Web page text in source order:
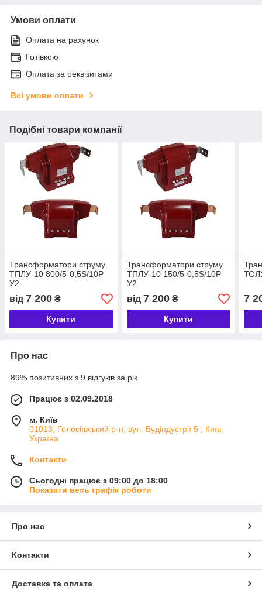
Умови оплати
Оплата на рахунок
Готівкою
Оплата за реквізитами
Всі умови оплати
Подібні товари компанії
Трансформатори струму
ТПЛУ-10 800/5-0,5S/10P
У2
від 7 200 ₴
Купити
Трансформатори струму
ТПЛУ-10 150/5-0,5S/10P
У2
від 7 200₴
Купити
7
Про нас
89% позитивних з 9 відгуків за рік
Працює з 02.09.2018
м. Київ
01013, Голосіївський р-н, вул. Будіндустрії 5 , Київ,
Україна
Контакти
Сьогодні працює з 09:00 до 18:00
Показати весь графік роботи
Про нас
Контакти
Доставка та оплата